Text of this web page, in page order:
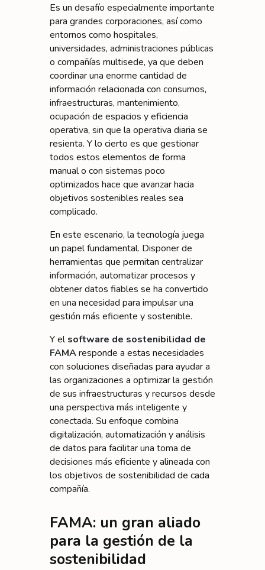
Es un desafío especialmente importante
para grandes corporaciones, así como
entornos como hospitales,
universidades, administraciones públicas
o compañías multisede, ya que deben
coordinar una enorme cantidad de
información relacionada con consumos,
infraestructuras, mantenimiento,
ocupación de espacios y eficiencia
operativa, sin que la operativa diaria se
resienta. Y lo cierto es que gestionar
todos estos elementos de forma
manual o con sistemas poco
optimizados hace que avanzar hacia
objetivos sostenibles reales sea
complicado.
En este escenario, la tecnología juega
un papel fundamental. Disponer de
herramientas que permitan centralizar
información, automatizar procesos y
obtener datos fiables se ha convertido
en una necesidad para impulsar una
gestión más eficiente y sostenible.
Y elsoftware de sostenibilidad de
FAMAresponde a estas necesidades
con soluciones diseñadas para ayudar a
las organizaciones a optimizar la gestión
de sus infraestructuras y recursos desde
una perspectiva más inteligente y
conectada. Su enfoque combina
digitalización, automatización y análisis
de datos para facilitar una toma de
decisiones más eficiente y alineada con
los objetivos de sostenibilidad de cada
compañía.
FAMA: un gran aliado
para la gestión de la
sostenibilidad